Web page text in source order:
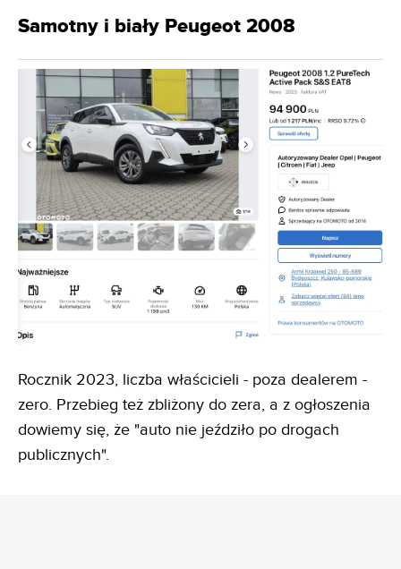
Samotny i biały Peugeot 2008
Rocznik 2023, liczba właścicieli - poza dealerem -
zero. Przebieg też zbliżony do zera, a z ogłoszenia
dowiemy się, że "auto nie jeździło po drogach
publicznych".